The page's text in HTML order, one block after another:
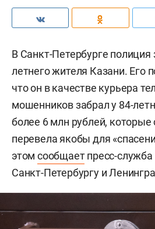
В Санкт-Петербурге
летнего жителя Казани. Его
что он в качестве курьера
мошенников забрал у 84-
более 6 млн рублей, которые
перевела якобы для
этом сообщаетпресс-
Санкт-Петербургу и